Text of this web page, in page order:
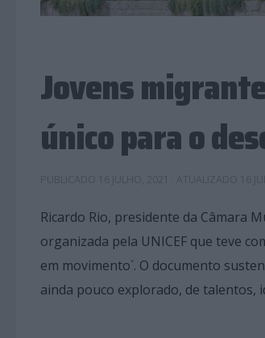
Jovens
único para o
Ricardo Rio, presidente da Câmara
organizada pela UNICEF que teve
em movimento´. O documento
ainda pouco explorado, de talentos,